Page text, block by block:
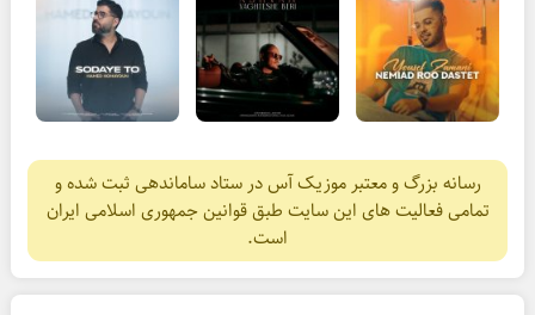
رسانه بزرگ و معتبر موزیک آس در ستاد ساماندهی ثبت شده و
تمامی فعالیت های این سایت طبق قوانین جمهوری اسلامی ایران
است.